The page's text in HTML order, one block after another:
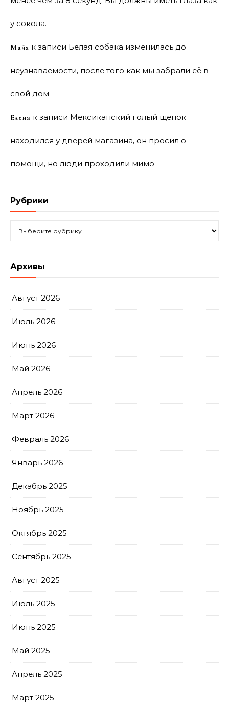
у сокола.
Майя к записи Белая собака изменилась до
неузнаваемости, после того как мы забрали её в
свой дом
Елена к записи Мексиканский голый щенок
находился у дверей магазина, он просил о
помощи, но люди проходили мимо
Рубрики
Архивы
Август 2026
Июль 2026
Июнь 2026
Май 2026
Апрель 2026
Март 2026
Февраль 2026
Январь 2026
Декабрь 2025
Ноябрь 2025
Октябрь 2025
Сентябрь 2025
Август 2025
Июль 2025
Июнь 2025
Май 2025
Апрель 2025
Март 2025